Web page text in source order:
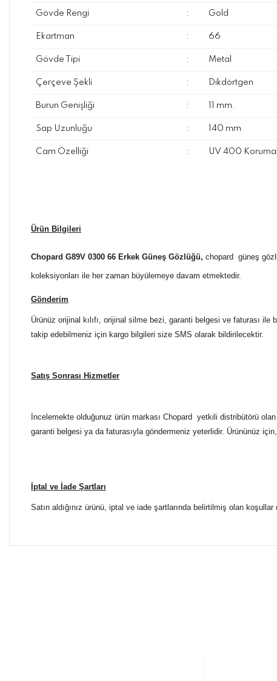
Gövde Rengi : Gold
Ekartman : 66
Gövde Tipi : Metal
Çerçeve Şekli : Dikdörtgen
Burun Genişliği : 11 mm.
Sap Uzunluğu : 140 mm
Cam Özelliği : UV 400
Ürün Bilgileri
Chopard G89V 0300 66 Erkek Güneş Gözlüğü, chopard güneş
koleksiyonları ile her zaman büyülemeye davam etmektedir.
Gönderim
Ürünüz orijinal kılıfı, orijinal silme bezi, garanti belgesi ve faturası
takip edebilmeniz için kargo bilgileri size SMS olarak bildirilecektir.
Satış Sonrası Hizmetler
İncelemekte olduğunuz ürün markası Chopard yetkili distribütörü
garanti belgesi ya da faturasıyla göndermeniz yeterlidir. Ürününüz
İptal ve İade Şartları
Satın aldığınız ürünü, iptal ve iade şartlarında belirtilmiş olan